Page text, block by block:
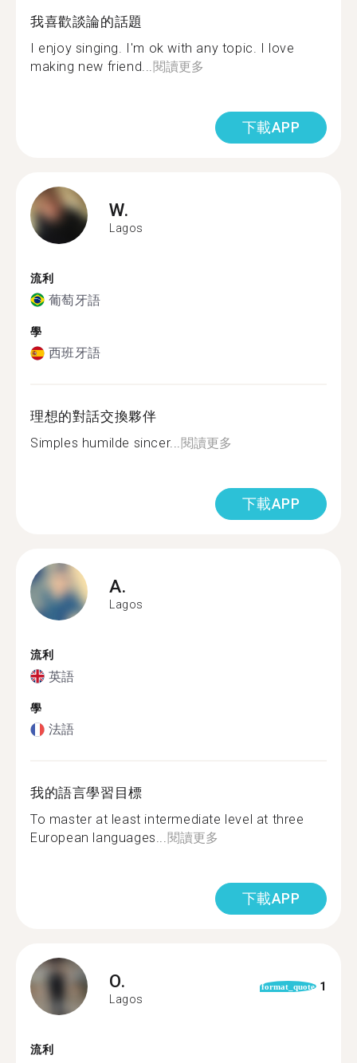
我喜歡談論的話題
I enjoy singing. I'm ok with any topic. I love
making new friend...閱讀更多
下載APP
W.
Lagos
流利
葡萄牙語
學
西班牙語
理想的對話交換夥伴
Simples humilde sincer...閱讀更多
下載APP
A.
Lagos
流利
英語
學
法語
我的語言學習目標
To master at least intermediate level at three
European languages...閱讀更多
下載APP
O.
Lagos
format_quote 1
流利